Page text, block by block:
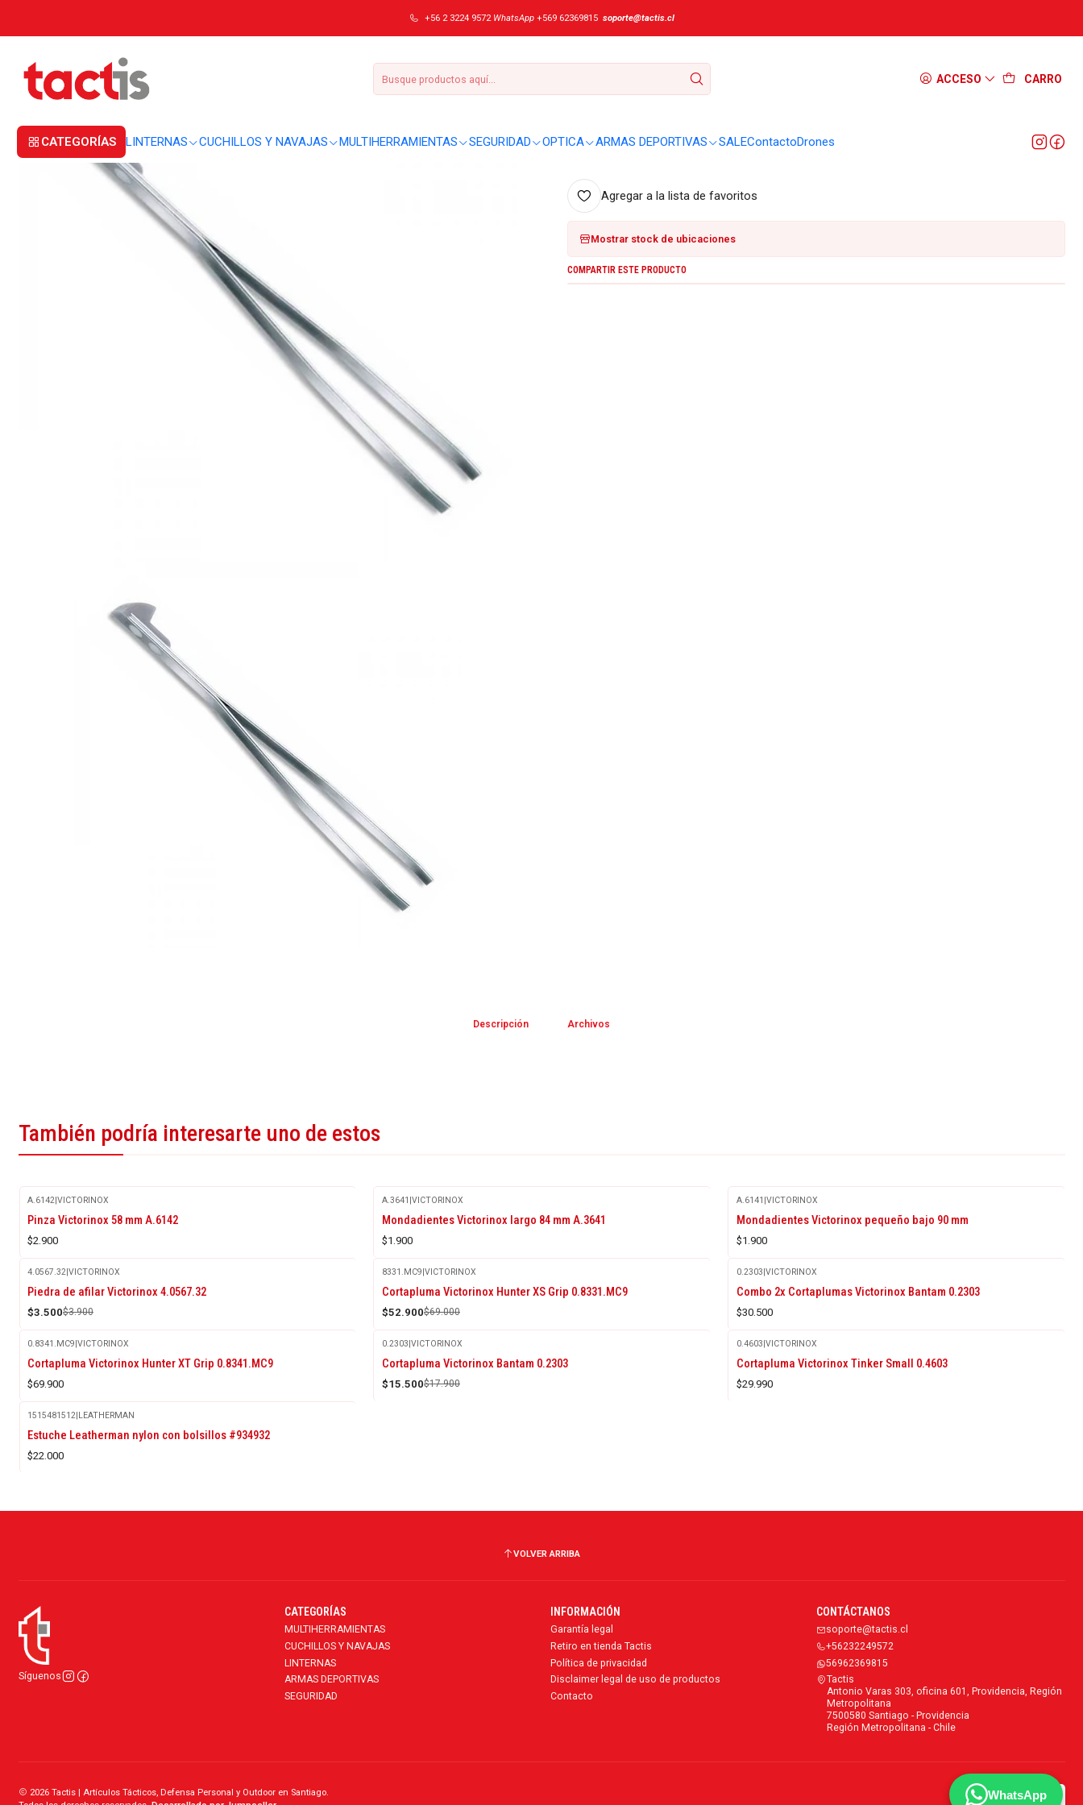
ACCESO CARRO
CATEGORÍAS LINTERNAS CUCHILLOS Y NAVAJAS MULTIHERRAMIENTAS SEGURIDAD OPTICA ARMAS DEPORTIVAS SALEContactoDrones
+56 2 3224 9572 WhatsApp +569 62369815 soporte@tactis.cl
Pinza larga Victorinox 91 y 111 mm A.3642
|
Pinza larga Victorinox 91 y 111 mm A.3642
No se entregaron detalles adicionales.
Agregar a la lista de favoritos
Mostrar stock de ubicaciones
COMPARTIR ESTE PRODUCTO
Descripción Archivos
También podría interesarte uno de estos
A.6142|VICTORINOX
Pinza Victorinox 58 mm A.6142
$2.900
A.3641 |VICTORINOX
Mondadientes Victorinox largo 84 mm A.3641
$1.900
A.6141 |VICTORINOX
Mondadientes Victorinox pequeño bajo 90 mm
$1.900
-10%
OFF
4.0567.32|VICTORINOX
Piedra de afilar Victorinox 4.0567.32
$3.500$3.900
-23%
OFF
8331.MC9|VICTORINOX
Cortapluma Victorinox Hunter XS Grip 0.8331.MC9
$52.900$69.000
0.2303|VICTORINOX
Combo 2x Cortaplumas Victorinox Bantam 0.2303
$30.500
0.8341.MC9|VICTORINOX
Cortapluma Victorinox Hunter XT Grip 0.8341.MC9
$69.900
-13%
OFF
0.2303|VICTORINOX
Cortapluma Victorinox Bantam 0.2303
$15.500$17.900
0.4603|VICTORINOX
Cortapluma Victorinox Tinker Small 0.4603
$29.990
1515481512|LEATHERMAN
Estuche Leatherman nylon con bolsillos #934932
$22.000
VOLVER ARRIBA
Síguenos
CATEGORÍAS
MULTIHERRAMIENTAS
CUCHILLOS Y NAVAJAS
LINTERNAS
ARMAS DEPORTIVAS
SEGURIDAD
INFORMACIÓN
Garantía legal
Retiro en tienda Tactis
Política de privacidad
Disclaimer legal de uso de productos
Contacto
CONTÁCTANOS
soporte@tactis.cl
+56232249572
56962369815
Tactis
Antonio Varas 303, oficina 601, Providencia, Región
Metropolitana
7500580 Santiago - Providencia
Región Metropolitana - Chile
2026 Tactis | Artículos Tácticos, Defensa Personal y Outdoor en Santiago.
WhatsApp